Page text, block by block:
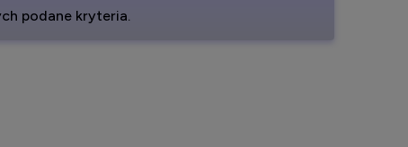
podane kryteria.